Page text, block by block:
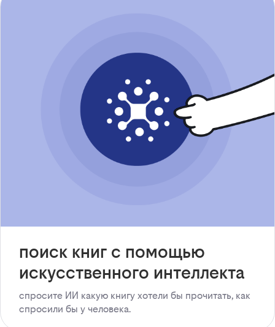
поиск книг с помощью
искусственного интеллекта
спросите ИИ какую книгу хотели бы прочитать, как
спросили бы у человека.